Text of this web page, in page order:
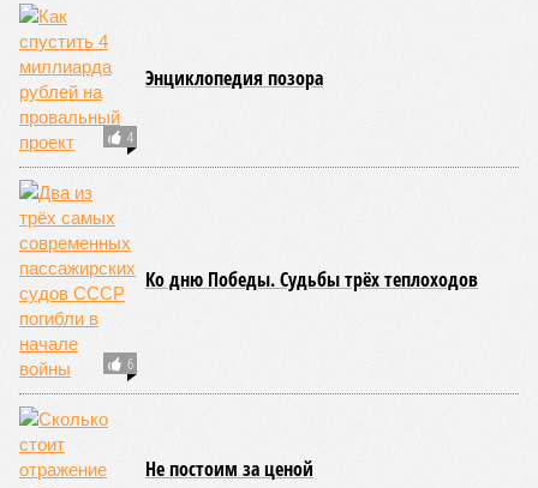
«Золото» получили землетрясения. К наиболее
сейсмоопасным регионам относится Тихоокеанское
вулканическое огненное кольцо, включающее Индонезию,
Японию и западное побережье Северной и Южной Америки.
Турция, Иран, Индия и Непал также расположены на очень
активных линиях разломов тектонических плит. Не
исключение и центральная часть США – причина в Нью-
Мадридском разломе в штате Миссури. Землетрясения
средней силы – явление, в общем-то, обычное и вполне
сносное, но периодически, раз в несколько столетий,
трясёт так, что мало не покажется никому. К примеру, в
самом конце 2004 года бахнуло близ побережья
индонезийского острова Суматра, а следом пошли
огромные, превышающие высоту 15 метров, волны. Итог –
250 тыс. погибших.
На втором месте в рейтинге A-Z Animals как раз цунами. В
этом плане к уязвимым регионам относятся: побережье
Индийского океана, тихо­океанские побережья Японии и
США, а также некоторые районы Карибского бассейна и